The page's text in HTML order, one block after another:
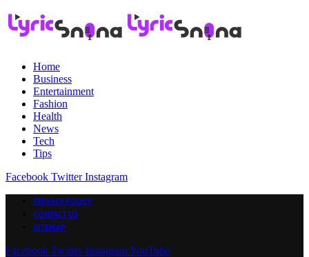
Home
Business
Entertainment
Fashion
Health
News
Tech
Tips
Facebook Twitter Instagram
PRIVACY POLICY
CONTACT US
SITEMAP
Facebook Twitter InstagramYouTube